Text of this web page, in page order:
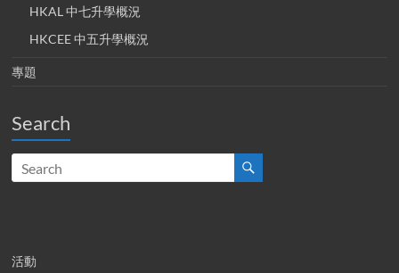
HKAL 中七升學概況
HKCEE 中五升學概況
專題
Search
活動